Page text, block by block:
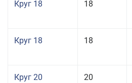
Круг 18 18
Круг 18 18
Круг 20 20